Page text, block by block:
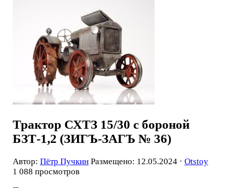
Трактор СХТЗ 15/30 с бороной
БЗТ-1,2 (ЗИГЪ-ЗАГЪ № 36)
Автор: Пётр Пучкин Размещено: 12.05.2024 · Otstoy
1 088 просмотров